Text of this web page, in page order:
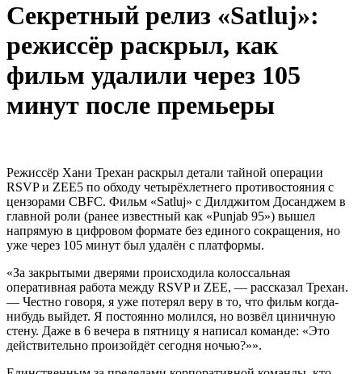
Секретный релиз «Satluj»:
режиссёр раскрыл, как
фильм удалили через 105
минут после премьеры
Режиссёр Хани Трехан раскрыл детали тайной операции
RSVP и ZEE5 по обходу четырёхлетнего противостояния с
цензорами CBFC. Фильм «Satluj» с Дилджитом Досанджем в
главной роли (ранее известный как «Punjab 95») вышел
напрямую в цифровом формате без единого сокращения, но
уже через 105 минут был удалён с платформы.
«За закрытыми дверями происходила колоссальная
оперативная работа между RSVP и ZEE, — рассказал Трехан.
— Честно говоря, я уже потерял веру в то, что фильм когда-
нибудь выйдет. Я постоянно молился, но возвёл циничную
стену. Даже в 6 вечера в пятницу я написал команде: «Это
действительно произойдёт сегодня ночью?»».